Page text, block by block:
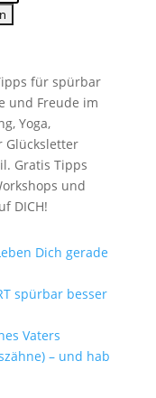
für spürbar
und Freude im
Yoga,
Glücksletter
Gratis Tipps
und
DICH!
Dich gerade
spürbar besser
Vaters
– und hab